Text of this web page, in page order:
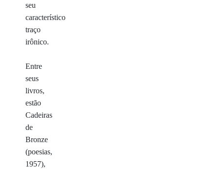
seu
característico
traço
irônico.
Entre
seus
livros,
estão
Cadeiras
de
Bronze
(poesias,
1957),